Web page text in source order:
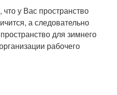
у Вас пространство
а следовательно
для зимнего
рабочего